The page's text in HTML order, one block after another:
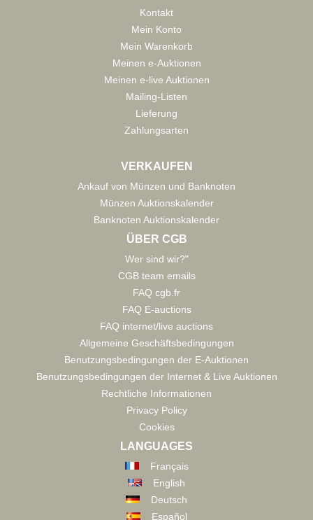
Kontakt
Mein Konto
Mein Warenkorb
Meinen e-Auktionen
Meinen e-live Auktionen
Mailing-Listen
Lieferung
Zahlungsarten
VERKAUFEN
Ankauf von Münzen und Banknoten
Münzen Auktionskalender
Banknoten Auktionskalender
ÜBER CGB
Wer sind wir?"
CGB team emails
FAQ cgb.fr
FAQ E-auctions
FAQ internet/live auctions
Allgemeine Geschäftsbedingungen
Benutzungsbedingungen der E-Auktionen
Benutzungsbedingungen der Internet & Live Auktionen
Rechtliche Informationen
Privacy Policy
Cookies
LANGUAGES
Français
English
Deutsch
Español